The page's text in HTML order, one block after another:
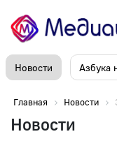
Новости Азбука
Главная Новости
Новости